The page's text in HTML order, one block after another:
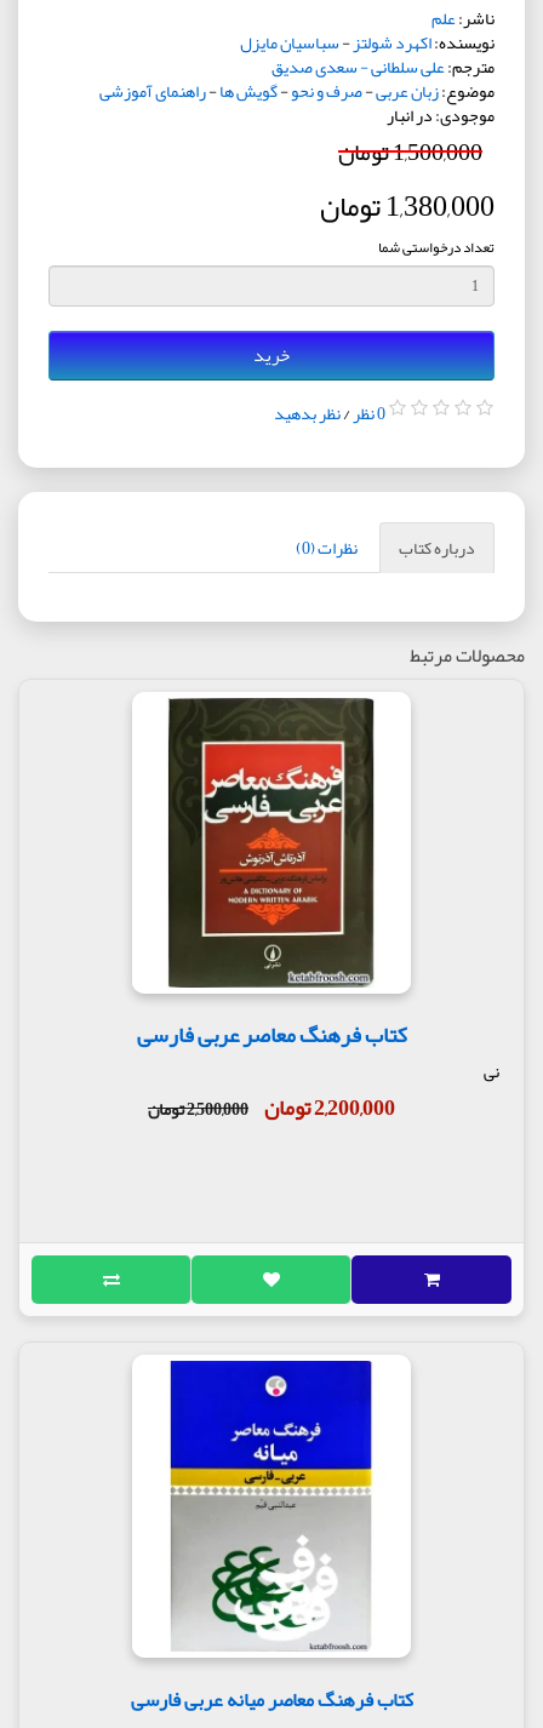
ناشر:علم
نویسنده:اکهرد شولتز-سباسیان مایزل
مترجم:علی سلطانی - سعدی صدیق
موضوع:زبان عربی-صرف و نحو-گویش ها-راهنمای آموزشی
موجودی: در انبار
1,500,000 تومان
1,380,000 تومان
تعداد درخواستی شما
خرید
0 نظر /نظر بدهید
درباره کتاب نظرات (0)
محصولات مرتبط
کتاب فرهنگ معاصر عربی فارسی
نی
2,200,000 تومان 2,500,000 تومان
کتاب فرهنگ معاصر میانه عربی فارسی